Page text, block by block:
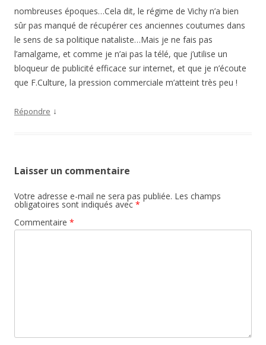
nombreuses époques…Cela dit, le régime de Vichy n’a bien
sûr pas manqué de récupérer ces anciennes coutumes dans
le sens de sa politique nataliste…Mais je ne fais pas
l’amalgame, et comme je n’ai pas la télé, que j’utilise un
bloqueur de publicité efficace sur internet, et que je n’écoute
que F.Culture, la pression commerciale m’atteint très peu !
Répondre ↓
Laisser un commentaire
Votre adresse e-mail ne sera pas publiée. Les champs
obligatoires sont indiqués avec *
Commentaire *